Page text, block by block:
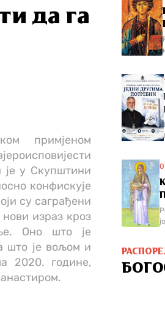
да га
примјеном
је у Скупштини
конфискује
су саграђени
нови израз кроз
Оно што је
што је вољом и
2020. године,